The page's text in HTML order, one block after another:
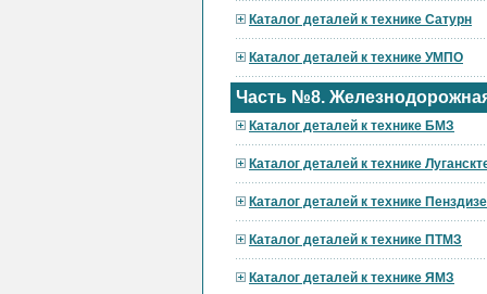
Каталог деталей к технике Сатурн
Каталог деталей к технике УМПО
Часть №8.
Каталог деталей к технике БМЗ
Каталог деталей к технике
Каталог деталей к технике
Каталог деталей к технике ПТМЗ
Каталог деталей к технике ЯМЗ